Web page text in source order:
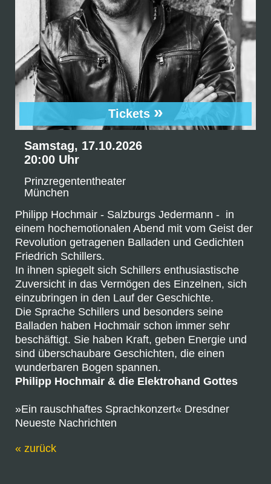
Tickets »
Samstag, 17.10.2026
20:00 Uhr
Prinzregententheater
München
Philipp Hochmair - Salzburgs Jedermann - in
einem hochemotionalen Abend mit vom Geist der
Revolution getragenen Balladen und Gedichten
Friedrich Schillers.
In ihnen spiegelt sich Schillers enthusiastische
Zuversicht in das Vermögen des Einzelnen, sich
einzubringen in den Lauf der Geschichte.
Die Sprache Schillers und besonders seine
Balladen haben Hochmair schon immer sehr
beschäftigt. Sie haben Kraft, geben Energie und
sind überschaubare Geschichten, die einen
wunderbaren Bogen spannen.
Philipp Hochmair & die Elektrohand Gottes
»Ein rauschhaftes Sprachkonzert« Dresdner
Neueste Nachrichten
« zurück